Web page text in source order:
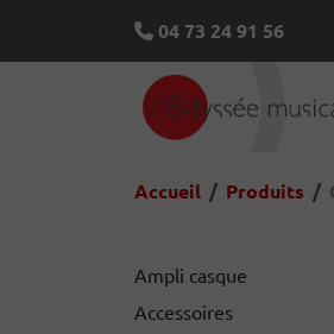
04 73 24 91 56
Accueil Produits
Ampli casque
Accessoires